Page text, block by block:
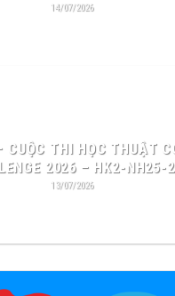
14/07/2026
CUỘC THI HỌC THUẬT
2026 – HK2-NH25-
13/07/2026